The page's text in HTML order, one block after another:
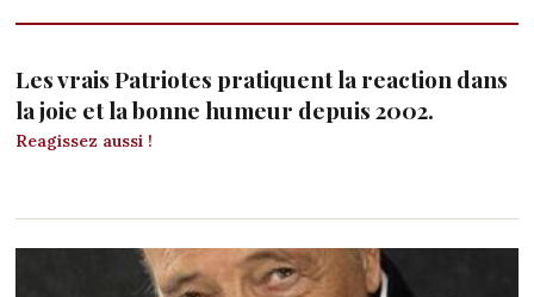
Les vrais Patriotes pratiquent la reaction dans
la joie et la bonne humeur depuis 2002.
Reagissez aussi !